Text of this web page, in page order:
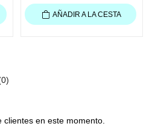
AÑADIR A LA CESTA
clientes en este momento.